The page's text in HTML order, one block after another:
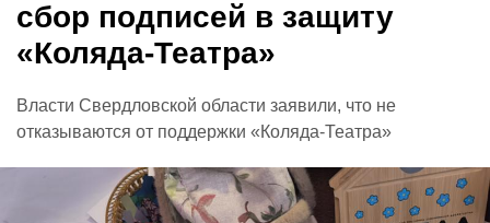
сбор подписей в защиту
«Коляда-Театра»
Власти Свердловской области заявили, что не
отказываются от поддержки «Коляда-Театра»